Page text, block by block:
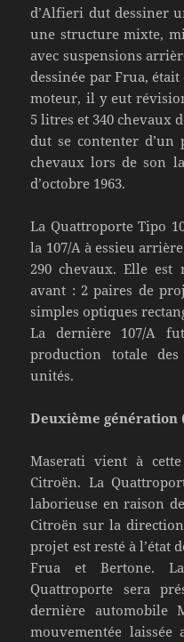
d’Alfieri dut dessiner
une structure mixte,
avec suspensions
dessinée par Frua,
moteur, il y eut
5 litres et 340 chevaux
dut se contenter d’un
chevaux lors de son
d’octobre 1963.
La Quattroporte Tipo
la 107/A à essieu
290 chevaux. Elle est
avant : 2 paires de
simples optiques
La dernière 107/A
production totale
unités.
Deuxième génération
Maserati vient à
Citroën. La
laborieuse en raison
Citroën sur la
projet est resté à l’état
Frua et Bertone.
Quattroporte sera
dernière automobile
mouvementée